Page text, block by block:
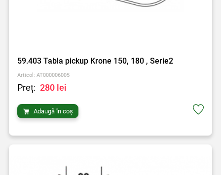
59.403 Tabla pickup Krone 150, 180 , Serie2
Articol: AT000006005
Preț: 280 lei
Adaugă în coș